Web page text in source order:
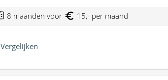
8 maanden voor 15,- per maand
Vergelijken